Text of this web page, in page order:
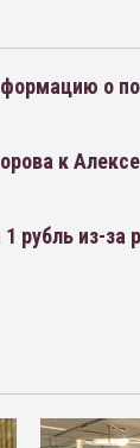
о
к
рубль из-за